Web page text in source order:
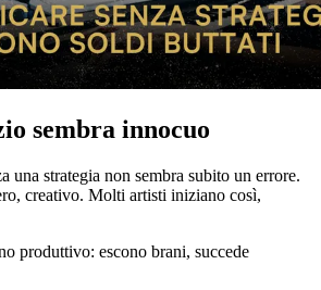
sembra innocuo
una strategia non sembra subito un errore.
creativo. Molti artisti iniziano così,
produttivo: escono brani, succede